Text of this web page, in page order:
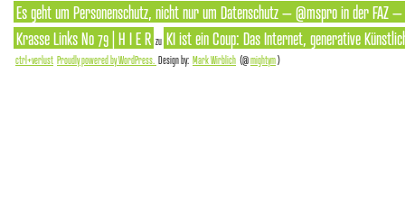
Es geht um Personenschutz, nicht nur um Datenschutz – @mspro in der FAZ
Krasse Links No 79 | H I E R zu KI ist ein Coup: Das Internet, generative
ctrl+verlust Proudly powered by WordPress. Design by: Mark Wirblich (@mightym)